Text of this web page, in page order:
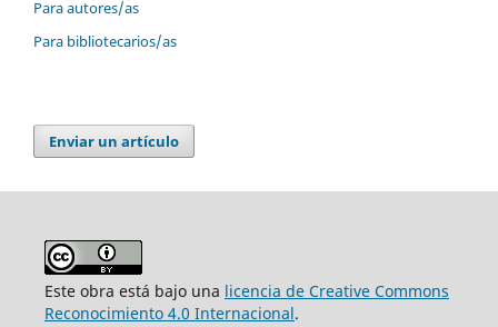
Para autores/as
Para bibliotecarios/as
Enviar un artículo
Este obra está bajo una licencia de Creative Commons
Reconocimiento 4.0 Internacional.